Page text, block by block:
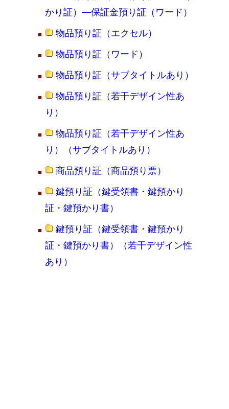
かり証）―保証金預り証（ワード）
物品預り証（エクセル）
物品預り証（ワード）
物品預り証（サブタイトルあり）
物品預り証（若干デザイン性あ
り）
物品預り証（若干デザイン性あ
り）（サブタイトルあり）
商品預り証（商品預り票）
鍵預り証（鍵受領書・鍵預かり
証・鍵預かり書）
鍵預り証（鍵受領書・鍵預かり
証・鍵預かり書）（若干デザイン性
あり）